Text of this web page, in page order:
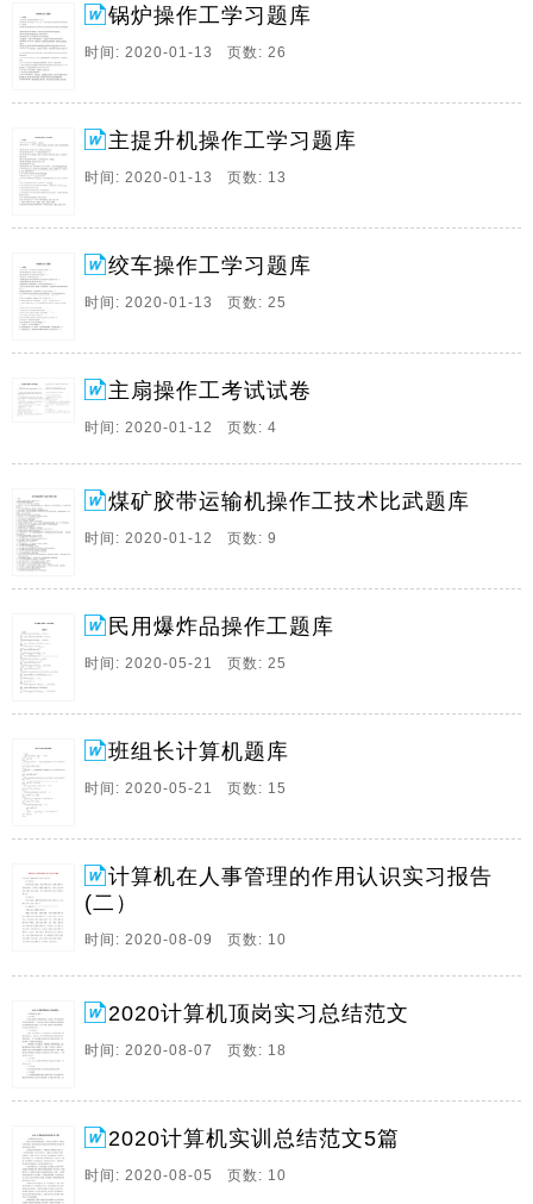
流传热和辐射传热三种形式。 2.热由物体的一部分传递
给另一部分，或从一个物体传递给和它接触的物体而没
有物质的迁移，叫作导热。 3.高温物体不通过接触或流
7、绞车操作工学习题库 一、判断题 1.自上向下投影，
在水平投影面上所得的图形为侧视图。（） 2.提升钢丝
绳的捻向有左向捻和右向捻两种。（） 3.滴点是润滑脂
8、9 胶带运输机操作工技能大赛复习题 一、填空： 1、
煤矿企业必须坚持安全第一，预防为主的方针。 2、煤
矿安全规程共有四编751条。 3、煤层产状的要素包括煤
件：。
9、 国家职业技能标准 职业编码： 6-28-02-06 压缩机操
作工 中华人民共和国人力资源和社会保障部 制定 说 明
为规范从业者的从业行为，引导职业教育培训的方向，
为职业技能鉴定提 供依据，依据中华人民共和国劳。
10、2014年计算机二级office高级应用考试基础知识 1 /
辑运算的电子设备。 其 特点为：速度快、精度高、存储
容量大、通。
量。A、2 B、1 C、3说明：规程上要求炸药的库存总量
不得超过一个月的生产量。答案：B2、爆炸材料库房贮
存雷管总量不得超过 个月的生产量。A、2 B、1 C、3。
斯突出的矿井，应使用（ ）安全炸药 A. 三级 B. 二级
C. 一级 说明：规程规定答案：A2、每个生产矿井必须
至少有（ ）个能行人的通达地面的安全出口，各个出口
13、计算机在人事管理的作用认识实习报告 计算机在人
事管理的作用认识实习报告 实习目的 经过理论联系实
际，巩固所学的知识，提高处理实际问题的本事，了解
设计专题的主要资料，为毕业设计的顺利进行做好充分
的准备，并为自我能顺利与社会环境接轨做准备。 实习
任务 对计算机在人事管理方面的应用进行归纳总结，并
查阅资料为毕业设计作准备. 实习资料 计算机在人事管
锅炉操作工学习题库
时间: 2020-01-13 页数: 26
主提升机操作工学习题库
时间: 2020-01-13 页数: 13
绞车操作工学习题库
时间: 2020-01-13 页数: 25
主扇操作工考试试卷
时间: 2020-01-12 页数: 4
煤矿胶带运输机操作工技术比武题库
时间: 2020-01-12 页数: 9
民用爆炸品操作工题库
时间: 2020-05-21 页数: 25
班组长计算机题库
时间: 2020-05-21 页数: 15
计算机在人事管理的作用认识实习报告
(二）
时间: 2020-08-09 页数: 10
2020计算机顶岗实习总结范文
时间: 2020-08-07 页数: 18
2020计算机实训总结范文5篇
时间: 2020-08-05 页数: 10